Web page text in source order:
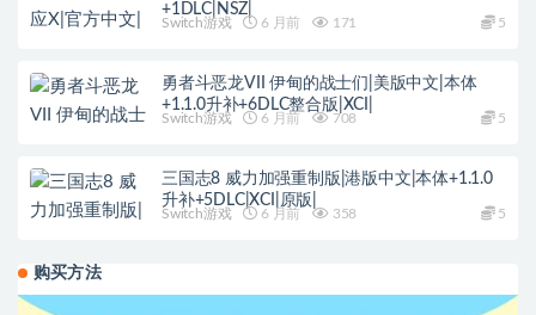
+1DLC|NSZ|
Switch游戏 6 月前 171 5
勇者斗恶龙VII 伊甸的战士们|美版中文|本体
+1.1.0升补+6DLC整合版|XCI|
Switch游戏 6 月前 708 5
三国志8 威力加强重制版|港版中文|本体+1.1.0
升补+5DLC|XCI|原版|
Switch游戏 6 月前 358 5
购买方法